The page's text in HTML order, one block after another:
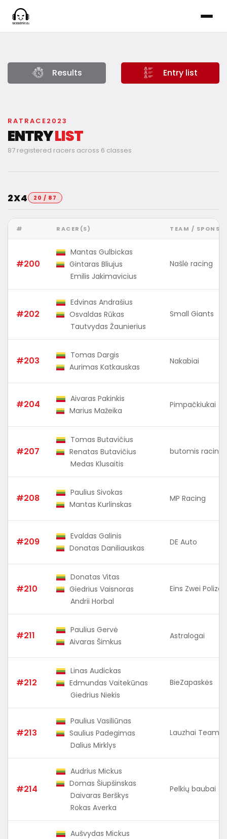
Results Entry list
RATRACE2023
ENTRYLIST
87 registered racers across 6 classes
2X4 20 / 87
# RACER(S) TEAM /
#200
Mantas Gulbickas
Gintaras Bliujus
Emilis Jakimavicius
Našlė racing
#202
Edvinas Andrašius
Osvaldas Rūkas
Tautvydas Žaunierius
Small Giants
#203
Tomas Dargis
Aurimas Katkauskas
Nakabiai
#204
Aivaras Pakinkis
Marius Mažeika
Pimpačkiukai
#207
Tomas Butavičius
Renatas Butavičius
Medas Klusaitis
butomis racing
#208
Paulius Sivokas
Mantas Kurlinskas
MP Racing
#209
Evaldas Galinis
Donatas Daniliauskas
DE Auto
#210
Donatas Vitas
Giedrius Vaisnoras
Andrii Horbal
Eins Zwei Polizei
#211
Paulius Gervė
Aivaras Šimkus
Astralogai
#212
Linas Audickas
Edmundas Vaitekūnas
Giedrius Niekis
BieZapaskės
#213
Paulius Vasiliūnas
Saulius Padegimas
Dalius Mirklys
Lauzhai Team
#214
Audrius Mickus
Domas Šiupšinskas
Daivaras Berškys
Rokas Averka
Pelkių baubai
Aušvydas Mickus